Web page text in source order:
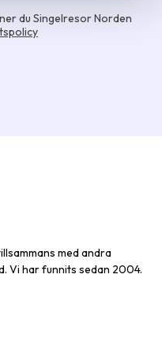
du Singelresor Norden
med andra
Vi har funnits sedan 2004.